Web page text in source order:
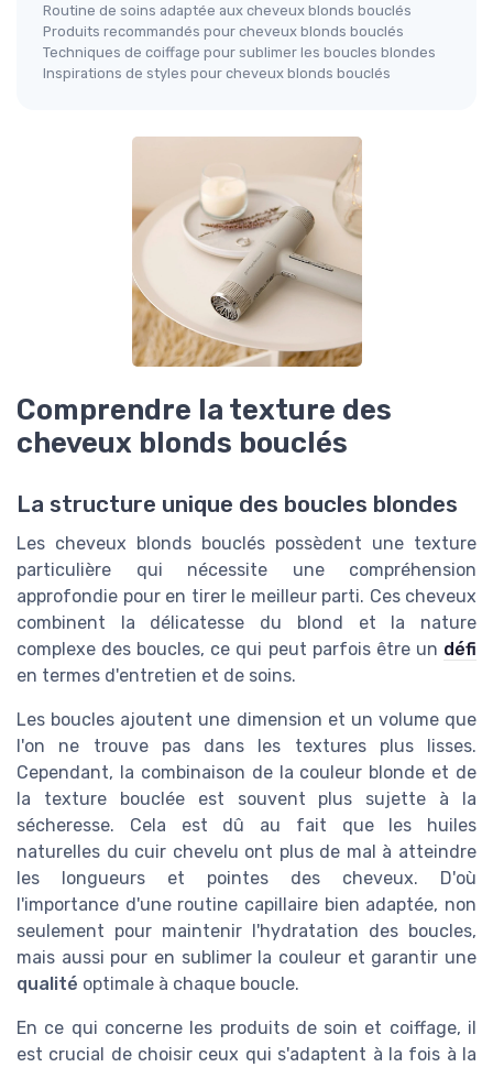
Routine de soins adaptée aux cheveux blonds bouclés
Produits recommandés pour cheveux blonds bouclés
Techniques de coiffage pour sublimer les boucles blondes
Inspirations de styles pour cheveux blonds bouclés
Comprendre la texture des
cheveux blonds bouclés
La structure unique des boucles blondes
Les cheveux blonds bouclés possèdent une texture
particulière qui nécessite une compréhension
approfondie pour en tirer le meilleur parti. Ces cheveux
combinent la délicatesse du blond et la nature
complexe des boucles, ce qui peut parfois être un défi
en termes d'entretien et de soins.
Les boucles ajoutent une dimension et un volume que
l'on ne trouve pas dans les textures plus lisses.
Cependant, la combinaison de la couleur blonde et de
la texture bouclée est souvent plus sujette à la
sécheresse. Cela est dû au fait que les huiles
naturelles du cuir chevelu ont plus de mal à atteindre
les longueurs et pointes des cheveux. D'où
l'importance d'une routine capillaire bien adaptée, non
seulement pour maintenir l'hydratation des boucles,
mais aussi pour en sublimer la couleur et garantir une
qualité optimale à chaque boucle.
En ce qui concerne les produits de soin et coiffage, il
est crucial de choisir ceux qui s'adaptent à la fois à la